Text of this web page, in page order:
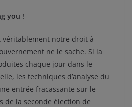
you !
véritablement notre droit à
ne le sache. Si la
chaque jour dans le
les techniques d’analyse du
entrée fracassante sur le
de la seconde élection de